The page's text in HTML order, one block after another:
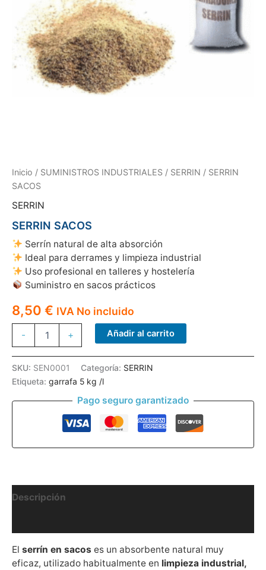
Inicio / SUMINISTROS INDUSTRIALES / SERRIN / SERRIN
SACOS
SERRIN
SERRIN SACOS
Serrín natural de alta absorción
Ideal para derrames y limpieza industrial
Uso profesional en talleres y hostelería
Suministro en sacos prácticos
8,50 € IVA No incluido
- + Añadir al carrito
SKU: SEN0001 Categoría: SERRIN
Etiqueta: garrafa 5 kg /l
Pago seguro garantizado
Descripción
El serrín en sacos es un absorbente natural muy
eficaz, utilizado habitualmente en limpieza industrial,